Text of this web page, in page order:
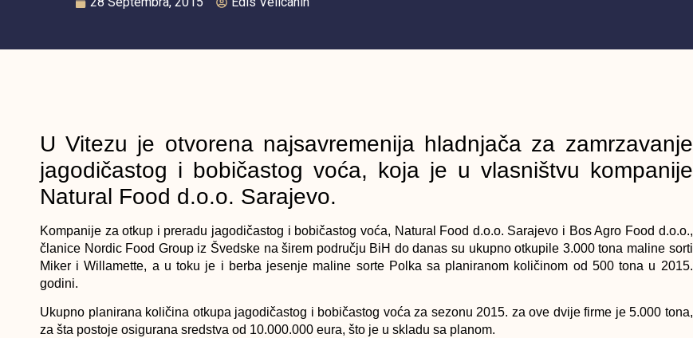
U Vitezu je otvorena najsavremenija hladnjača za zamrzavanje
jagodičastog i bobičastog voća, koja je u vlasništvu kompanije
Natural Food d.o.o. Sarajevo.
Kompanije za otkup i preradu jagodičastog i bobičastog voća, Natural Food d.o.o. Sarajevo i Bos Agro Food d.o.o.,
članice Nordic Food Group iz Švedske na širem području BiH do danas su ukupno otkupile 3.000 tona maline sorti
Miker i Willamette, a u toku je i berba jesenje maline sorte Polka sa planiranom količinom od 500 tona u 2015.
godini.
Ukupno planirana količina otkupa jagodičastog i bobičastog voća za sezonu 2015. za ove dvije firme je 5.000 tona,
za šta postoje osigurana sredstva od 10.000.000 eura, što je u skladu sa planom.